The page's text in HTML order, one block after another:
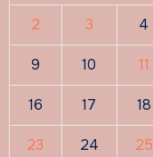
2 3 4
9 10 11
16 17 18
23 24 25